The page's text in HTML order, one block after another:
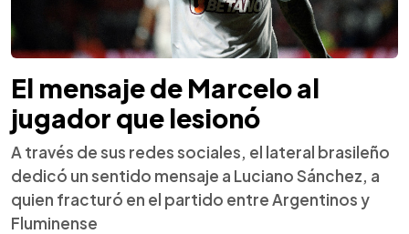
El mensaje de Marcelo al
jugador que lesionó
A través de sus redes sociales, el lateral brasileño
dedicó un sentido mensaje a Luciano Sánchez, a
quien fracturó en el partido entre Argentinos y
Fluminense